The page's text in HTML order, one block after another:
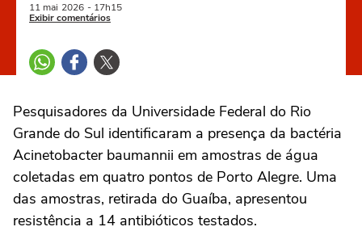
11 mai 2026 - 17h15
Exibir comentários
Pesquisadores da Universidade Federal do Rio
Grande do Sul identificaram a presença da bactéria
Acinetobacter baumannii em amostras de água
coletadas em quatro pontos de Porto Alegre. Uma
das amostras, retirada do Guaíba, apresentou
resistência a 14 antibióticos testados.